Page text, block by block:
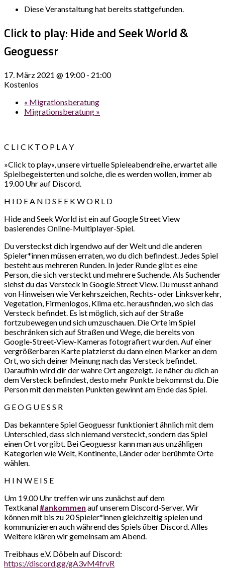
Diese Veranstaltung hat bereits stattgefunden.
Click to play: Hide and Seek World &
Geoguessr
17. März 2021 @ 19:00- 21:00
Kostenlos
« Migrationsberatung
Migrationsberatung »
C L I C K T O P L A Y
»Click to play«, unsere virtuelle Spieleabendreihe, erwartet alle
Spielbegeisterten und solche, die es werden wollen, immer ab
19.00 Uhr auf Discord.
H I D E A N D S E E K W O R L D
Hide and Seek World ist ein auf Google Street View
basierendes Online-Multiplayer-Spiel.
Du versteckst dich irgendwo auf der Welt und die anderen
Spieler*innen müssen erraten, wo du dich befindest. Jedes Spiel
besteht aus mehreren Runden. In jeder Runde gibt es eine
Person, die sich versteckt und mehrere Suchende. Als Suchender
siehst du das Versteck in Google Street View. Du musst anhand
von Hinweisen wie Verkehrszeichen, Rechts- oder Linksverkehr,
Vegetation, Firmenlogos, Klima etc. herausfinden, wo sich das
Versteck befindet. Es ist möglich, sich auf der Straße
fortzubewegen und sich umzuschauen. Die Orte im Spiel
beschränken sich auf Straßen und Wege, die bereits von
Google-Street-View-Kameras fotografiert wurden. Auf einer
vergrößerbaren Karte platzierst du dann einen Marker an dem
Ort, wo sich deiner Meinung nach das Versteck befindet.
Daraufhin wird dir der wahre Ort angezeigt. Je näher du dich an
dem Versteck befindest, desto mehr Punkte bekommst du. Die
Person mit den meisten Punkten gewinnt am Ende das Spiel.
G E O G U E S S R
Das bekanntere Spiel Geoguessr funktioniert ähnlich mit dem
Unterschied, dass sich niemand versteckt, sondern das Spiel
einen Ort vorgibt. Bei Geoguessr kann man aus unzähligen
Kategorien wie Welt, Kontinente, Länder oder berühmte Orte
wählen.
H I N W E I S E
Um 19.00 Uhr treffen wir uns zunächst auf dem
Textkanal#ankommen auf unserem Discord-Server. Wir
können mit bis zu 20 Spieler*innen gleichzeitig spielen und
kommunizieren auch während des Spiels über Discord. Alles
Weitere klären wir gemeinsam am Abend.
Treibhaus e.V. Döbeln auf Discord:
https://discord.gg/gA3vM4frvR